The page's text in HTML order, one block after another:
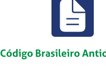
Código Brasileiro